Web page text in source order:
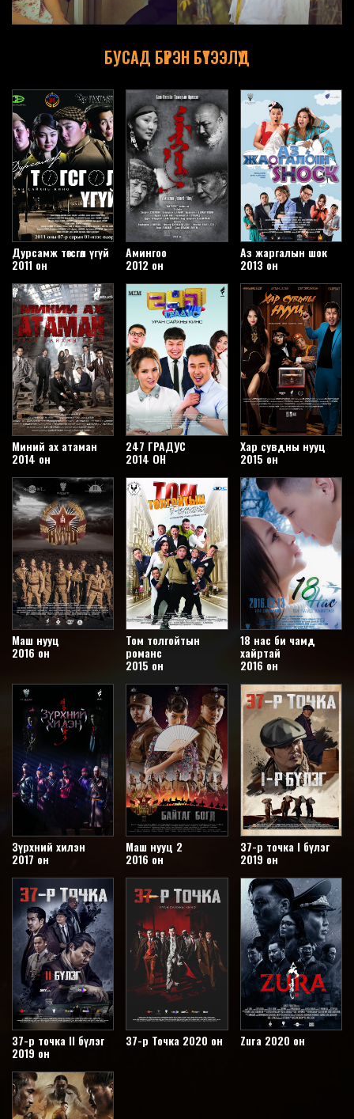
БУСАД БҮРЭН БҮТЭЭЛҮҮД
Дурсамж төгсгөл үгүй
2011 он
Амингоо
2012 он
Аз жаргалын шок
2013 он
Миний ах атаман
2014 он
247 ГРАДУС
2014 ОН
Хар сувдны нууц
2015 он
Маш нууц
2016 он
Том толгойтын
романс
2015 он
18 нас би чамд
хайртай
2016 он
Зүрхний хилэн
2017 он
Маш нууц 2
2016 он
37-р точка I бүлэг
2019 он
37-р точка II бүлэг
2019 он
37-р Точка 2020 он Zura 2020 он